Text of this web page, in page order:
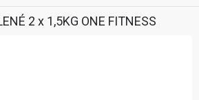
2 x 1,5KG ONE FITNESS